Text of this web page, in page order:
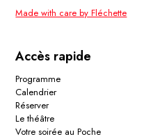
Made with care by Fléchette
Accès rapide
Programme
Calendrier
Réserver
Le théâtre
Votre soirée au Poche